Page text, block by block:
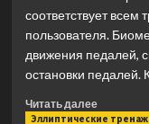
соответствует
пользователя.
движения педалей,
остановки педалей.
Читать далееПрочитать
больше
Эллиптические